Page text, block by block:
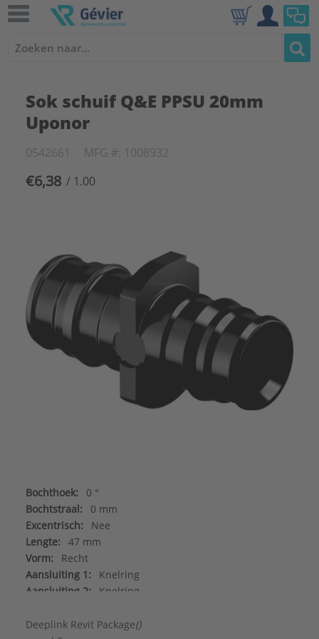
Sok schuif Q&E PPSU 20mm
Uponor
0542661 MFG #: 1008932
€6,38 / 1.00
Bochthoek:
0 °
Bochtstraal:
0 mm
Excentrisch:
Nee
Lengte:
47 mm
Vorm:
Recht
Aansluiting 1:
Knelring
Aansluiting 2:
Knelring
DVGW-keur voor water:
Deeplink Revit Package()